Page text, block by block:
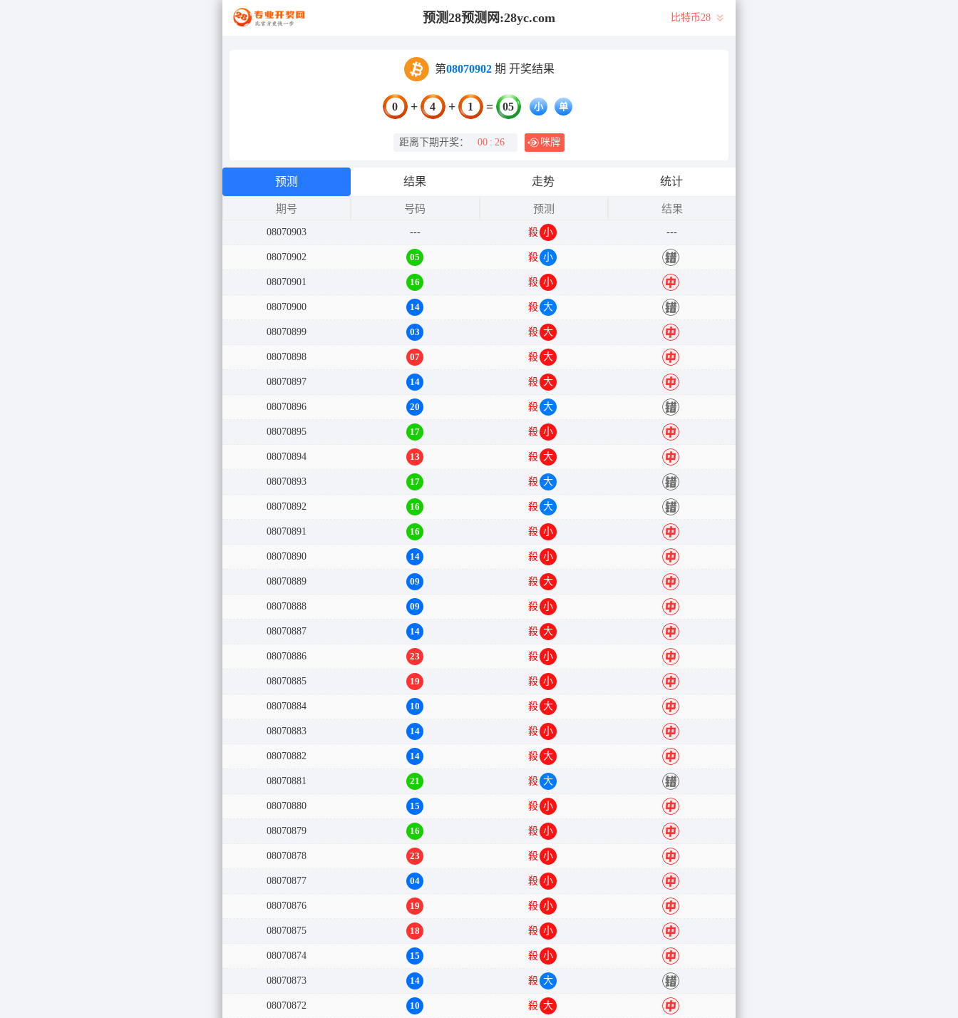
预测28预测网:28yc.com 比特币28
第08070902期 开奖结果
0 + 4 + 1 = 05 小 单
距离下期开奖： 00 : 15 咪牌
预测 结果 走势 统计
期号 号码 预测 结果
08070903 --- 殺 小双 ---
08070902 05 殺 小单 错
08070901 16 殺 小双 中
08070900 14 殺 大双 错
08070899 03 殺 大双 中
08070898 07 殺 大单 中
08070897 14 殺 大单 中
08070896 20 殺 大双 错
08070895 17 殺 小单 中
08070894 13 殺 大单 中
08070893 17 殺 大单 错
08070892 16 殺 大双 错
08070891 16 殺 小单 中
08070890 14 殺 小双 中
08070889 09 殺 大双 中
08070888 09 殺 小双 中
08070887 14 殺 大单 中
08070886 23 殺 小双 中
08070885 19 殺 小单 中
08070884 10 殺 大双 中
08070883 14 殺 小双 中
08070882 14 殺 大单 中
08070881 21 殺 大单 错
08070880 15 殺 小单 中
08070879 16 殺 小双 中
08070878 23 殺 小双 中
08070877 04 殺 小单 中
08070876 19 殺 小单 中
08070875 18 殺 小单 中
08070874 15 殺 小双 中
08070873 14 殺 大双 错
08070872 10 殺 大双 中